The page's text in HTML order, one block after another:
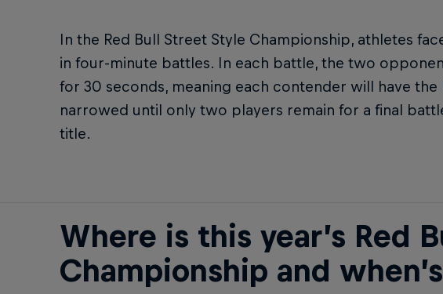
In the Red Bull Street Style Championship, athletes
in four-minute battles. In each battle, the two
for 30 seconds, meaning each contender will have the
narrowed until only two players remain for a final
title.
Where is this year’s Red
Championship and